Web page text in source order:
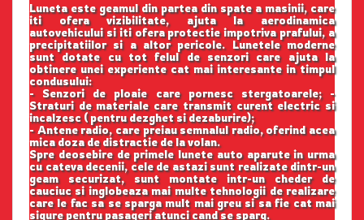
Luneta este geamul din partea din spate a masinii, care
iti ofera vizibilitate, ajuta la aerodinamica
autovehicului si iti ofera protectie impotriva prafului, a
precipitatiilor si a altor pericole. Lunetele moderne
sunt dotate cu tot felul de senzori care ajuta la
obtinere unei experiente cat mai interesante in timpul
condusului:
- Senzori de ploaie care pornesc stergatoarele; -
Straturi de materiale care transmit curent electric si
incalzesc ( pentru dezghet si dezaburire);
- Antene radio, care preiau semnalul radio, oferind acea
mica doza de distractie de la volan.
Spre deosebire de primele lunete auto aparute in urma
cu cateva decenii, cele de astazi sunt realizate dintr-un
geam securizat, sunt montate intr-un cheder de
cauciuc si inglobeaza mai multe tehnologii de realizare
care le fac sa se sparga mult mai greu si sa fie cat mai
sigure pentru pasageri atunci cand se sparg.